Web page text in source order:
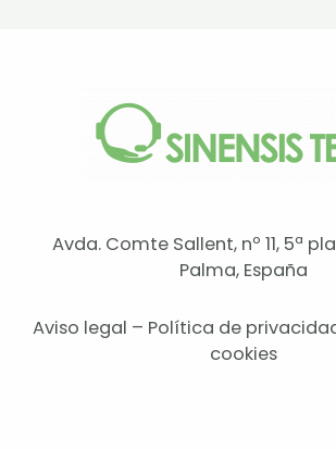
Avda. Comte Sallent, nº 11, 5ª
Palma, España
Aviso legal – Política de
cookies